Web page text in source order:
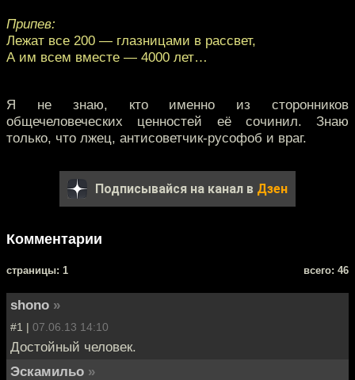
Припев:
Лежат все 200 — глазницами в рассвет,
А им всем вместе — 4000 лет…
Я не знаю, кто именно из сторонников
общечеловеческих ценностей её сочинил. Знаю
только, что лжец, антисоветчик-русофоб и враг.
Подписывайся на канал в Дзен
Комментарии
cтраницы: 1 всего: 46
shono »
#1 | 07.06.13 14:10
Достойный человек.
Эскамильо »